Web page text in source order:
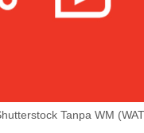
Tanpa WM